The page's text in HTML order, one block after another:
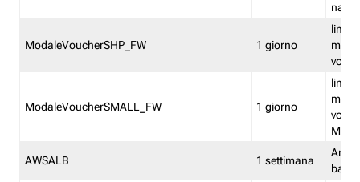
ModaleVoucherSHP_FW 1 giorno
ModaleVoucherSMALL_FW 1 giorno
AWSALB 1 settimana